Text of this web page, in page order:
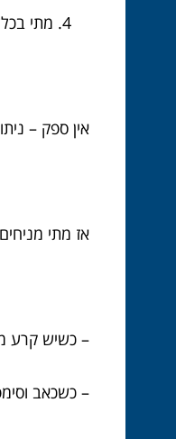
מתי
אין ספק –
אז מתי
– כשיש קרע
– כשכאב